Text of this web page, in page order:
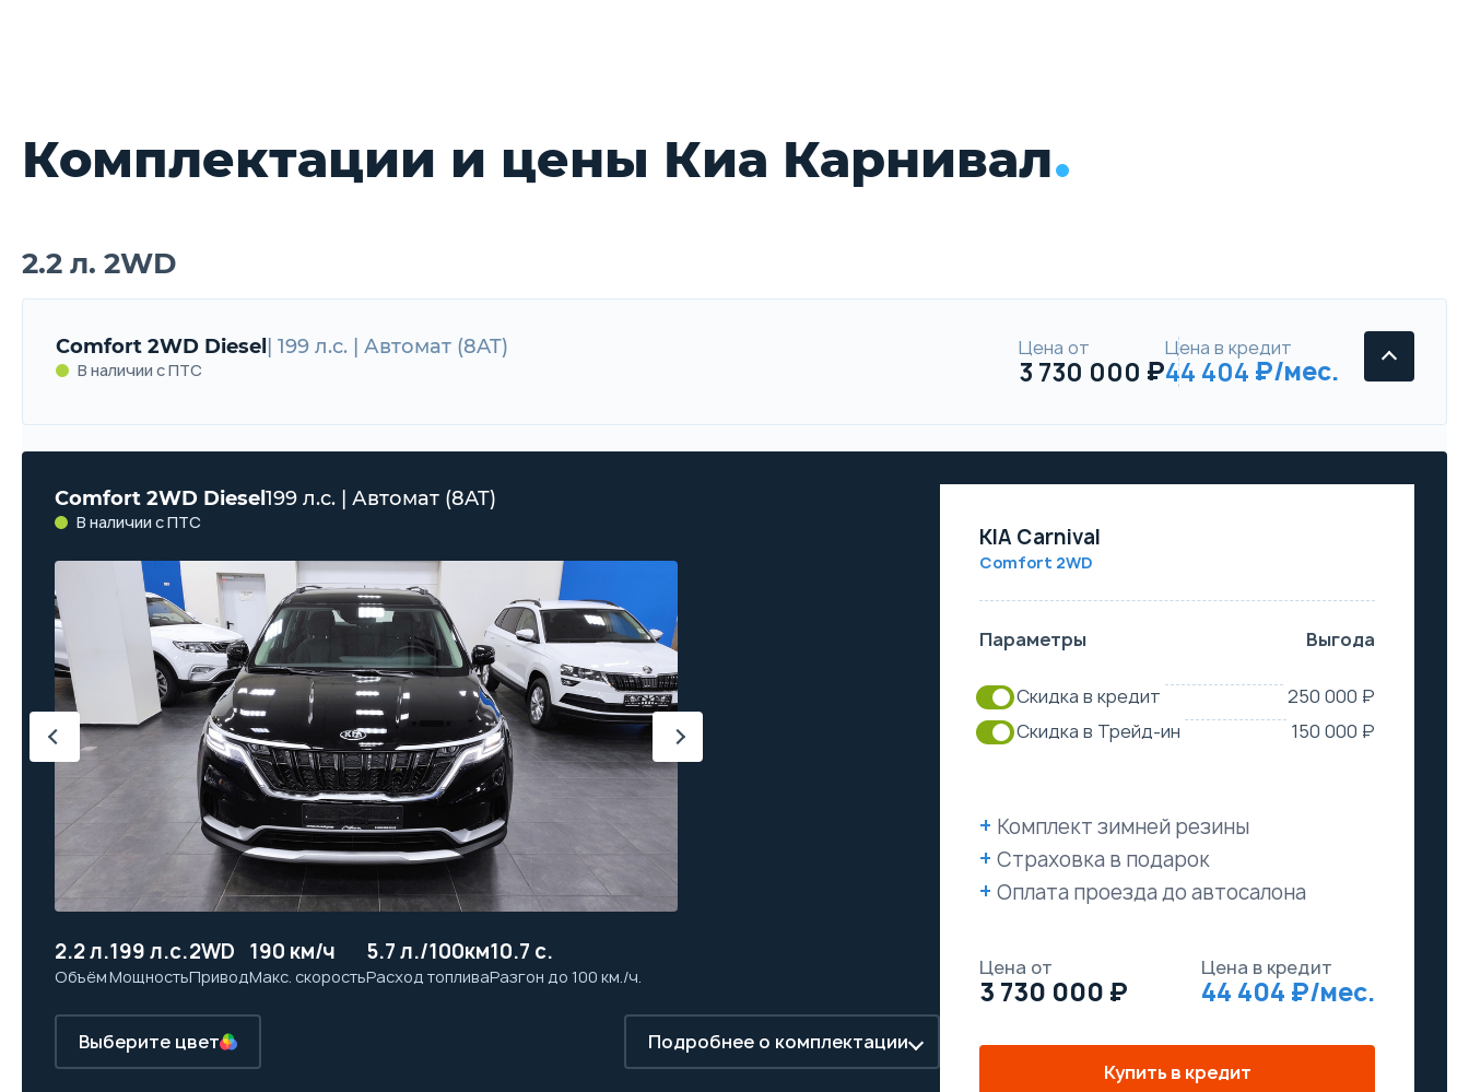
Комплектации и цены Киа Карнивал
2.2 л. 2WD
Comfort 2WD Diesel | 199 л.с. | Автомат (8AT)
В наличии с ПТС
Цена от
3 730 000
Цена в кредит
44 404
Comfort 2WD Diesel 199 л.с. | Автомат (8AT)
В наличии с ПТС
2.2 л.
Объём
199 л.с.
Мощность
2WD
Привод
190 км/ч
Макс. скорость
5.7 л./100км
Расход топлива
10.7 с.
Разгон до 100 км./ч.
Выберите цвет Подробнее о комплектации
KIA Carnival
Comfort 2WD
Параметры Выгода
Скидка в кредит
250 000 ₽
Скидка в Трейд-ин
150 000 ₽
Комплект зимней резины
Страховка в подарок
Оплата проезда до автосалона
Цена от
3 730 000
Цена в кредит
44 404
Купить в кредит